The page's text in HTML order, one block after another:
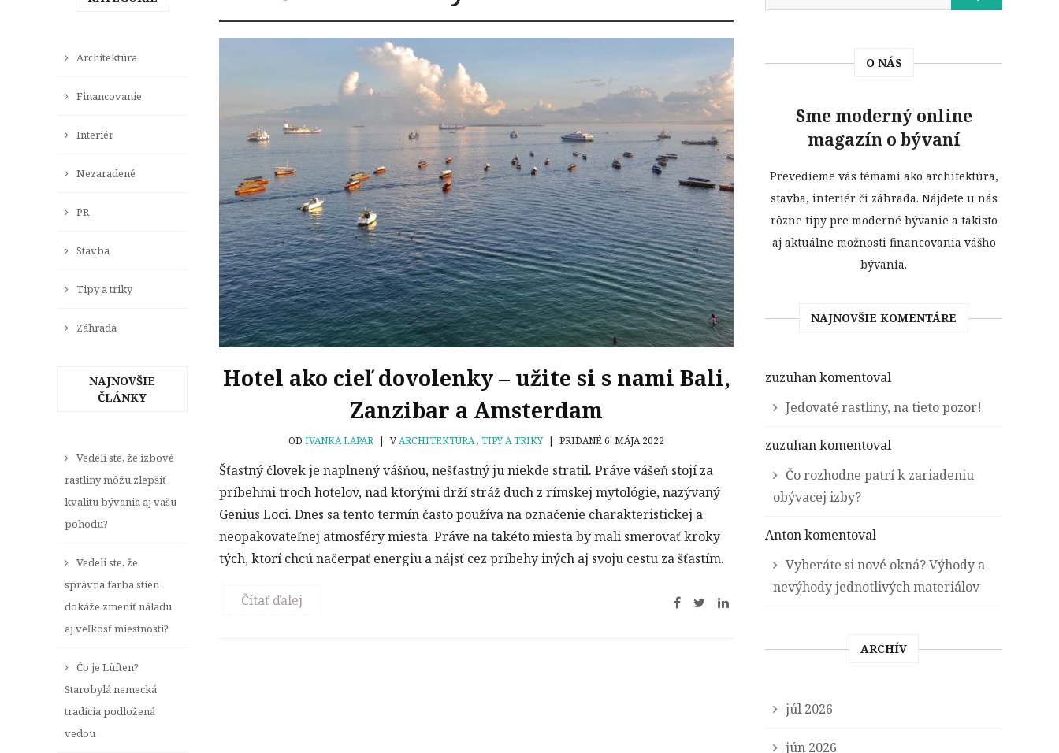
Hotel ako cieľ dovolenky – užite si s nami Bali,
Zanzibar a Amsterdam
ODIVANKA LAPAR | VARCHITEKTÚRA,TIPY A TRIKY | PRIDANÉ 6. MÁJA 2022
Šťastný človek je naplnený vášňou, nešťastný ju niekde stratil. Práve vášeň stojí za
príbehmi troch hotelov, nad ktorými drží stráž duch z rímskej mytológie, nazývaný
Genius Loci. Dnes sa tento termín často používa na označenie charakteristickej a
neopakovateľnej atmosféry miesta. Práve na takéto miesta by mali smerovať kroky
tých, ktorí chcú načerpať energiu a nájsť cez príbehy iných aj svoju cestu za šťastím.
Čítať ďalej
Architektúra
Financovanie
Interiér
Nezaradené
PR
Stavba
Tipy a triky
Záhrada
NAJNOVŠIE
ČLÁNKY
Vedeli ste, že izbové
rastliny môžu zlepšiť
kvalitu bývania aj vašu
pohodu?
Vedeli ste, že
správna farba stien
dokáže zmeniť náladu
aj veľkosť miestnosti?
Čo je Lüften?
Starobylá nemecká
tradícia podložená
vedou
O NÁS
Sme moderný online
magazín o bývaní
Prevedieme vás témami ako architektúra,
stavba, interiér či záhrada. Nájdete u nás
rôzne tipy pre moderné bývanie a takisto
aj aktuálne možnosti financovania vášho
bývania.
NAJNOVŠIE KOMENTÁRE
zuzuhankomentoval
Jedovaté rastliny, na tieto pozor!
zuzuhankomentoval
Čo rozhodne patrí k zariadeniu
obývacej izby?
Antonkomentoval
Vyberáte si nové okná? Výhody a
nevýhody jednotlivých materiálov
ARCHÍV
júl 2026
jún 2026